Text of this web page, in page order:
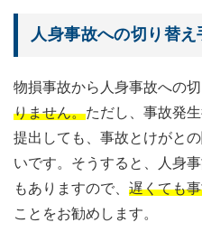
人身事故への切り替え
物損事故から人身事故への切
りません。ただし、事故発
提出しても、事故とけがと
いです。そうすると、人身
もありますので、 遅くても
ことをお勧めします。